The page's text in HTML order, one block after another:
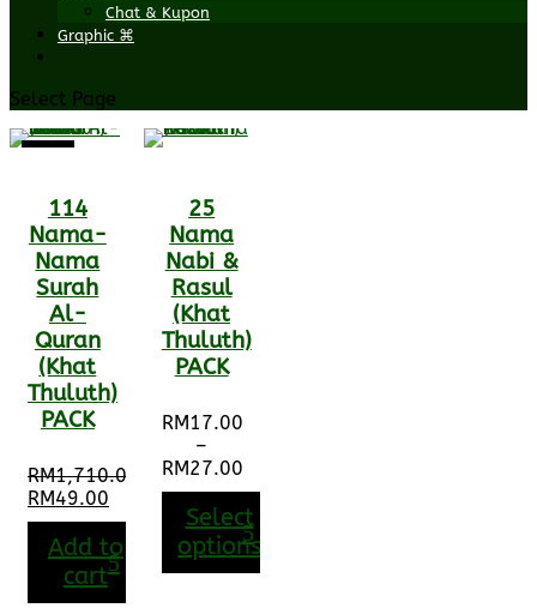
Chat & Kupon
Graphic ⌘
Select Page
114
Nama-
Nama
Surah
Al-
Quran
(Khat
Thuluth)
PACK
RM1,710.00
Original
price
was:
RM1,710.00.
RM49.00
Current
price
is:
RM49.00.
Add to
cart
25
Nama
Nabi &
Rasul
(Khat
Thuluth)
PACK
RM17.00
–
RM27.00
Price
range:
RM17.00
through
RM27.00
Select
options